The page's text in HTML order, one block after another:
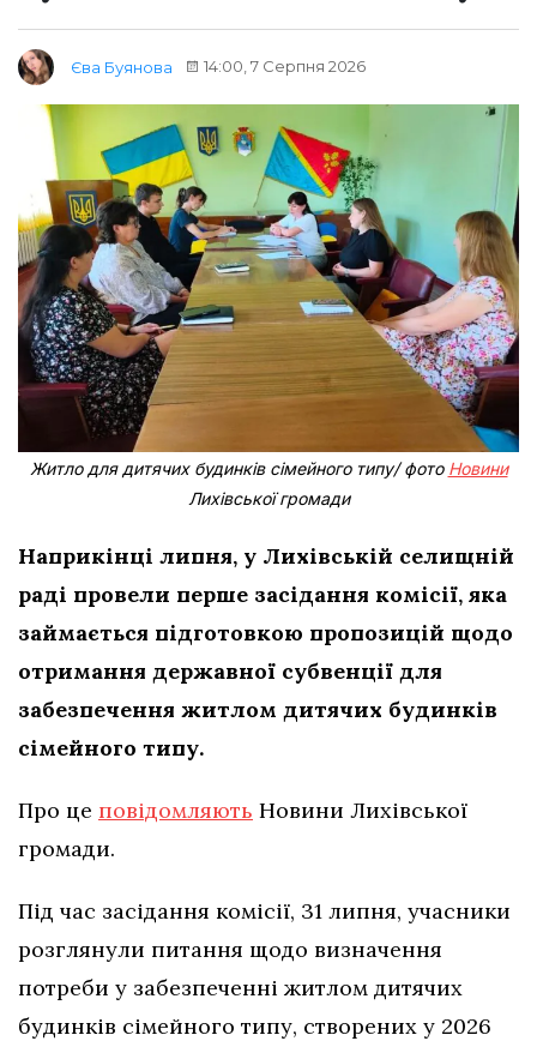
Єва Буянова 14:00, 7 Серпня 2026
Житло для дитячих будинків сімейного типу/ фото Новини
Лихівської громади
Наприкінці липня, у Лихівській селищній
раді провели перше засідання комісії, яка
займається підготовкою пропозицій щодо
отримання державної субвенції для
забезпечення житлом дитячих будинків
сімейного типу.
Про це повідомляють Новини Лихівської
громади.
Під час засідання комісії, 31 липня, учасники
розглянули питання щодо визначення
потреби у забезпеченні житлом дитячих
будинків сімейного типу, створених у 2026